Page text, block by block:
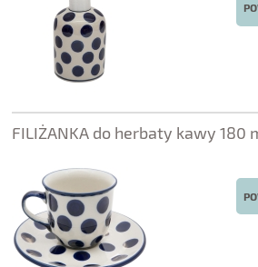
FILIŻANKA do herbaty kawy 180